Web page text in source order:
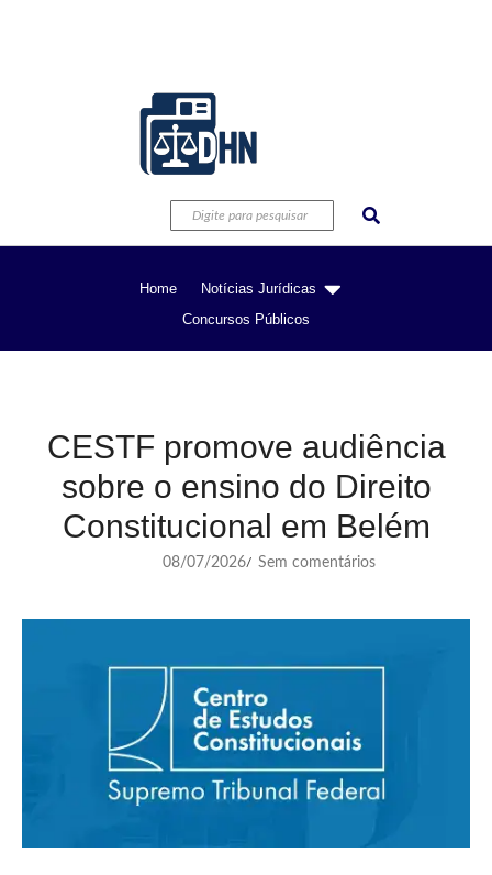
Home
Notícias Jurídicas
Concursos Públicos
CESTF promove audiência
sobre o ensino do Direito
Constitucional em Belém
08/07/2026/ Sem comentários